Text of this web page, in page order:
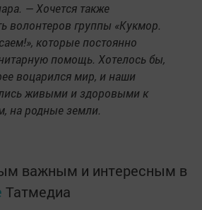
— Хочется также
волонтеров группы «Кукмор.
которые постоянно
помощь. Хотелось бы,
воцарился мир, и наши
живыми и здоровыми к
на родные земли.
важным и интересным в
Татмедиа